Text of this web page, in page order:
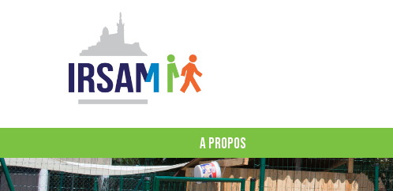
A PROPOS